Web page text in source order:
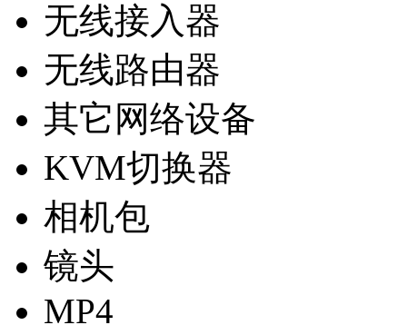
无线接入器
无线路由器
其它网络设备
KVM切换器
相机包
镜头
MP4